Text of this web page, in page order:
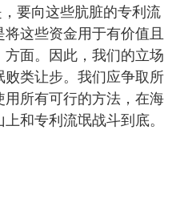
要向这些肮脏的专利流
这些资金用于有价值且
面。因此，我们的立场
类让步。我们应争取所
所有可行的方法，在海
和专利流氓战斗到底。